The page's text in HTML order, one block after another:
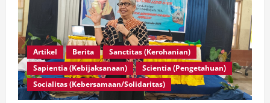
Artikel Berita
Sanctitas (Kerohanian)
Sapientia (Kebijaksanaan)
Scientia (Pengetahuan)
Socialitas (Kebersamaan/Solidaritas)